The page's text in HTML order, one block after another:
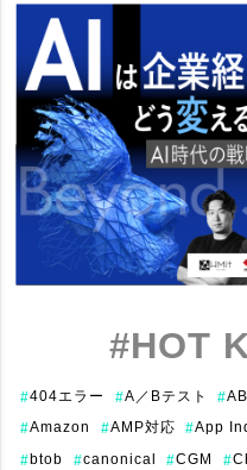
#HOT
#404エラー #A／Bテスト #
#Amazon #AMP対応 #App
#btob #canonical #CGM #